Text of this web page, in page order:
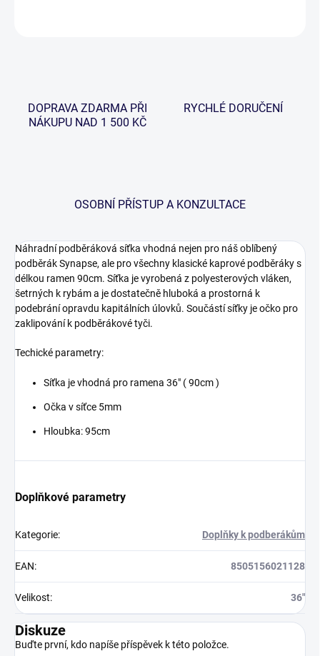
DOPRAVA ZDARMA PŘI
NÁKUPU NAD 1 500 KČ
RYCHLÉ DORUČENÍ
OSOBNÍ PŘÍSTUP A KONZULTACE
Náhradní podběráková síťka vhodná nejen pro náš oblíbený
podběrák Synapse, ale pro všechny klasické kaprové podběráky s
délkou ramen 90cm. Síťka je vyrobená z polyesterových vláken,
šetrných k rybám a je dostatečně hluboká a prostorná k
podebrání opravdu kapitálních úlovků. Součástí síťky je očko pro
zaklipování k podběrákové tyči.
Techické parametry:
Síťka je vhodná pro ramena 36" ( 90cm )
Očka v síťce 5mm
Hloubka: 95cm
Doplňkové parametry
Kategorie: Doplňky k podberákům
EAN: 8505156021128
Velikost: 36"
Diskuze
Buďte první, kdo napíše příspěvek k této položce.